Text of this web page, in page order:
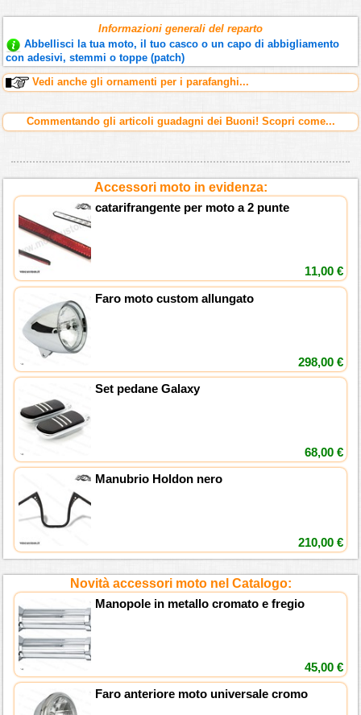
Informazioni generali del reparto
Abbellisci la tua moto, il tuo casco o un capo di abbigliamento
con adesivi, stemmi o toppe (patch)
Vedi anche gli ornamenti per i parafanghi...
Commentando gli articoli guadagni dei Buoni! Scopri come...
Accessori moto in evidenza:
catarifrangente per moto a 2 punte
11,00 €
Faro moto custom allungato
298,00 €
Set pedane Galaxy
68,00 €
Manubrio Holdon nero
210,00 €
Novità accessori moto nel Catalogo:
Manopole in metallo cromato e fregio
45,00 €
Faro anteriore moto universale cromo